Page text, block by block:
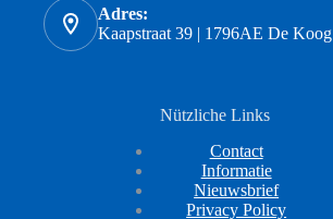
Adres:
Kaapstraat 39 | 1796AE De Koog
Nützliche Links
Contact
Informatie
Nieuwsbrief
Privacy Policy